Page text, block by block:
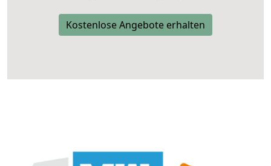
Kostenlose Angebote erhalten